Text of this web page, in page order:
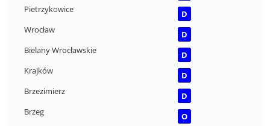
Pietrzykowice
D
Wrocław
D
Bielany Wrocławskie
D
Krajków
D
Brzezimierz
D
Brzeg
O